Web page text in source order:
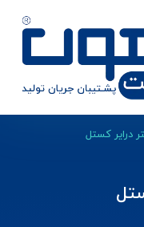
درایر کستل